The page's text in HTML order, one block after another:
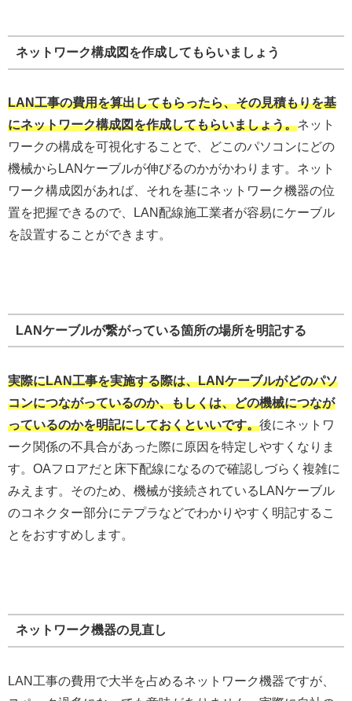
ネットワーク構成図を作成してもらいましょう
LAN工事の費用を算出してもらったら、その見積もりを基
にネットワーク構成図を作成してもらいましょう。ネット
ワークの構成を可視化することで、どこのパソコンにどの
機械からLANケーブルが伸びるのかがかわります。ネット
ワーク構成図があれば、それを基にネットワーク機器の位
置を把握できるので、LAN配線施工業者が容易にケーブル
を設置することができます。
LANケーブルが繋がっている箇所の場所を明記する
実際にLAN工事を実施する際は、LANケーブルがどのパソ
コンにつながっているのか、もしくは、どの機械につなが
っているのかを明記にしておくといいです。後にネットワ
ーク関係の不具合があった際に原因を特定しやすくなりま
す。OAフロアだと床下配線になるので確認しづらく複雑に
みえます。そのため、機械が接続されているLANケーブル
のコネクター部分にテプラなどでわかりやすく明記するこ
とをおすすめします。
ネットワーク機器の見直し
LAN工事の費用で大半を占めるネットワーク機器ですが、